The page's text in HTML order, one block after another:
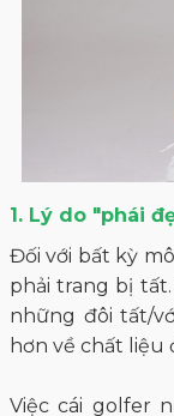
1. Lý do "phái
Đối với bất kỳ
phải trang bị
những đôi tất/
hơn về chất liệu
Việc cái golfer